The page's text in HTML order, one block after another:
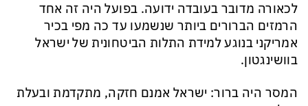
לכאורה מדובר בעובדה ידועה. בפועל היה זה אחד
הרמזים הברורים ביותר שנשמעו עד כה מפי בכיר
אמריקני בנוגע למידת התלות הביטחונית של ישראל
בוושינגטון.
המסר היה ברור: ישראל אמנם חזקה, מתקדמת ובעלת